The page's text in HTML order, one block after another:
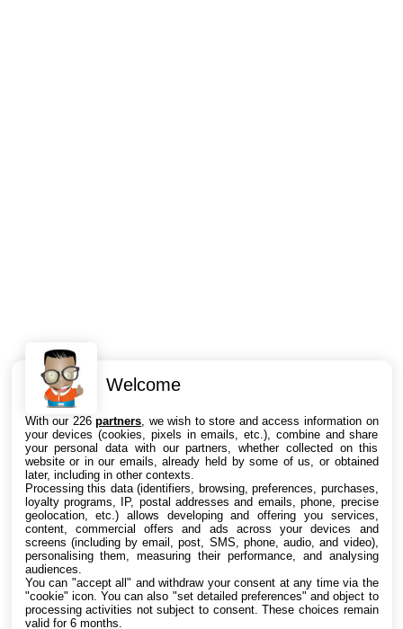
Intéressant ? Partagez !
Welcome
With our 226partners , we wish to store and access information on
your devices (cookies, pixels in emails, etc.), combine and share
your personal data with our partners, whether collected on this
website or in our emails, already held by some of us, or obtained
later, including in other contexts.
Processing this data (identifiers, browsing, preferences, purchases,
loyalty programs, IP, postal addresses and emails, phone, precise
geolocation, etc.) allows developing and offering you services,
content, commercial offers and ads across your devices and
screens (including by email, post, SMS, phone, audio, and video),
personalising them, measuring their performance, and analysing
audiences.
You can "accept all" and withdraw your consent at any time via the
"cookie" icon. You can also "set detailed preferences" and object to
processing activities not subject to consent. These choices remain
valid for 6 months.